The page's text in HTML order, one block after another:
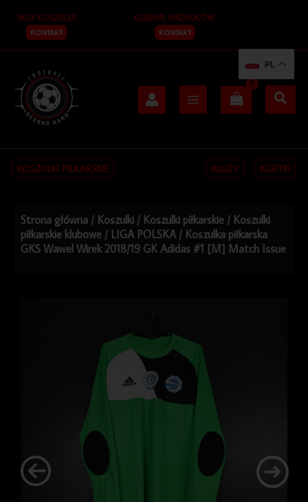
treści
SKUP KOSZULEK
KONTAKT
KLEJENIE NADRUKÓW
KONTAKT
KOSZULKI PIŁKARSKIE BLUZY KURTKI
Strona główna / Koszulki / Koszulki piłkarskie / Koszulki
piłkarskie klubowe / LIGA POLSKA / Koszulka piłkarska
GKS Wawel Wirek 2018/19 GK Adidas #1 [M] Match Issue
PL